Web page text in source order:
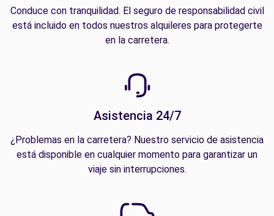
Conduce con tranquilidad. El seguro de responsabilidad civil
está incluido en todos nuestros alquileres para protegerte
en la carretera.
Asistencia 24/7
¿Problemas en la carretera? Nuestro servicio de asistencia
está disponible en cualquier momento para garantizar un
viaje sin interrupciones.